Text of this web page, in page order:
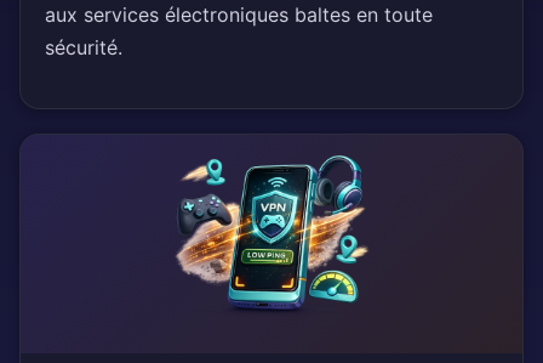
aux services électroniques baltes en toute
sécurité.